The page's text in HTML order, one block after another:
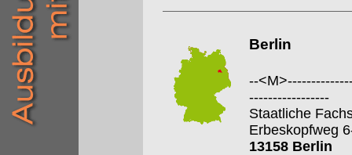
Berlin
--
-----------------
Staatliche
Erbeskopfweg
13158 Berlin